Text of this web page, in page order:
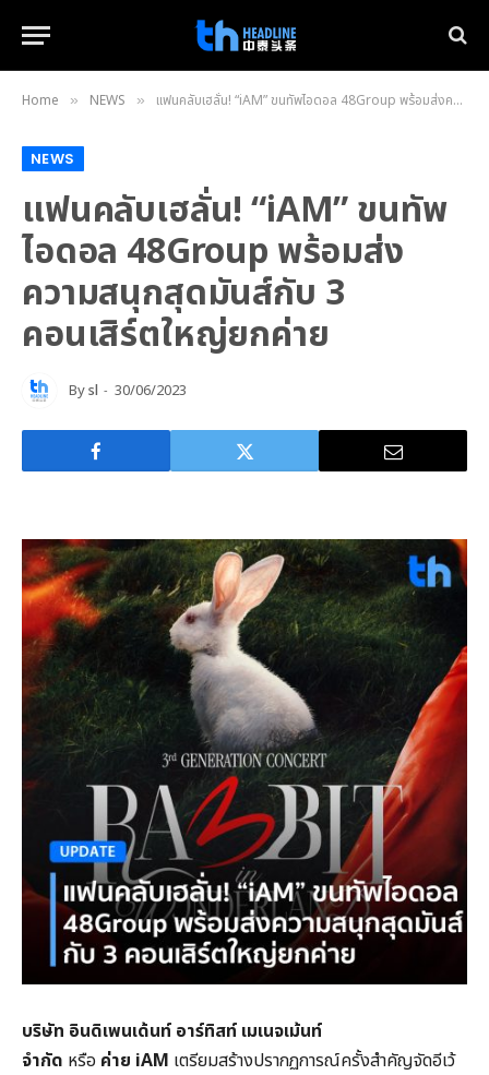
Home » NEWS » แฟนคลับเฮลั่น! “iAM” ขนทัพไอดอล 48Group พร้อมส่งความสนุกสุดมันส์กับ 3 คอนเสิร์ตใหญ่ยกค่าย
NEWS
แฟนคลับเฮลั่น! “iAM” ขนทัพ
ไอดอล 48Group พร้อมส่ง
ความสนุกสุดมันส์กับ 3
คอนเสิร์ตใหญ่ยกค่าย
Bysl 30/06/2023
บริษัท อินดิเพนเด้นท์ อาร์ทิสท์ เมเนจเม้นท์
จำกัด หรือ ค่าย iAM เตรียมสร้างปรากฏการณ์ครั้งสำคัญจัดอีเว้